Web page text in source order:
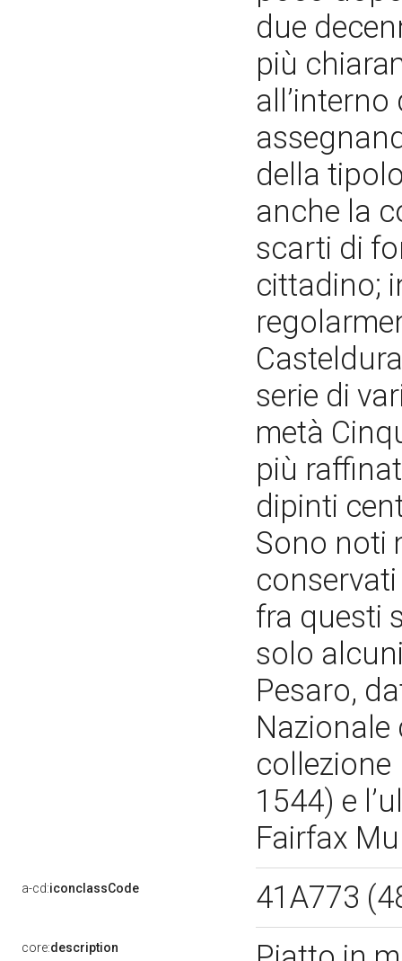
due
più
della
anche la
scarti di
cittadino;
serie di
metà
più
dipinti
Sono noti
fra questi
solo
Pesaro,
Nazionale
1544) e
Fairfax
a-cd:iconclassCode 41A773
core:description